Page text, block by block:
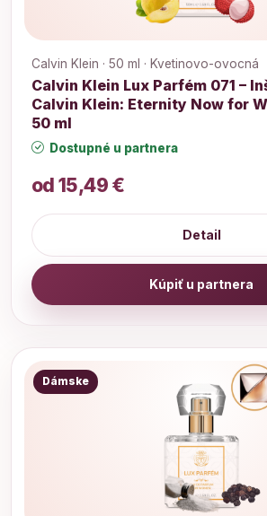
Calvin Klein · 50 ml · Kvetinovo-ovocná
Calvin Klein Lux Parfém 071 –
Calvin Klein: Eternity Now for
50 ml
Dostupné u partnera
od 15,49 €
Detail
Kúpiť u partnera
Dámske